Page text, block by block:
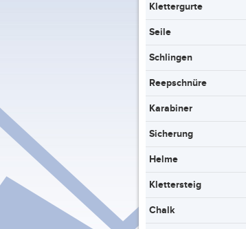
Klettergurte
Seile
Schlingen
Reepschnüre
Karabiner
Sicherung
Helme
Klettersteig
Chalk